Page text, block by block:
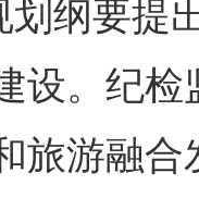
纲要提
设。纪
旅游融合